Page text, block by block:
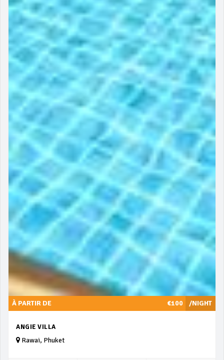
/NIGHT
À PARTIR DE €100
ANGIE VILLA
Rawai, Phuket